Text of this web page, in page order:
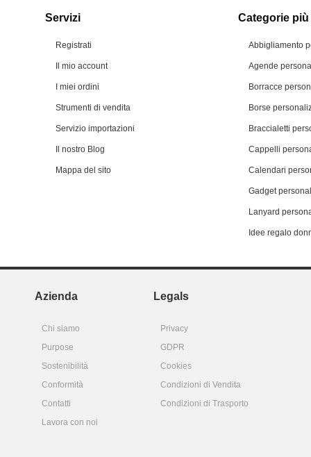
Servizi
Registrati
Il mio account
I miei ordini
Strumenti di vendita
Servizio importazioni
Il nostro Blog
Mappa del sito
Categorie
Abbigliamento
Agende
Borracce
Borse
Braccialetti
Cappelli
Calendari
Gadget
Lanyard
Idee regalo
Azienda Legals
Chi siamo
Privacy
Purpose
GDPR
Sostenibilità
Cookies
Conformità
Condizioni di Vendita
Contatti
Condizioni di Trasporto
Lavora con noi